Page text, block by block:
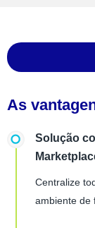
As
Solução
Centralize
ambiente de